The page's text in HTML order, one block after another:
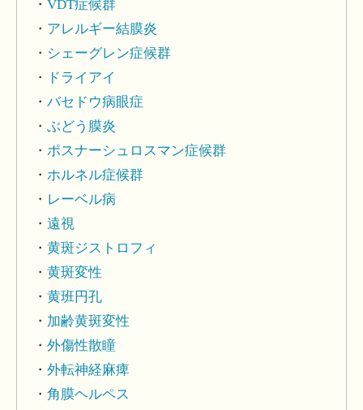
VDT症候群
アレルギー結膜炎
シェーグレン症候群
ドライアイ
バセドウ病眼症
ぶどう膜炎
ポスナーシュロスマン症候群
ホルネル症候群
レーベル病
遠視
黄斑ジストロフィ
黄斑変性
黄班円孔
加齢黄斑変性
外傷性散瞳
外転神経麻痺
角膜ヘルペス